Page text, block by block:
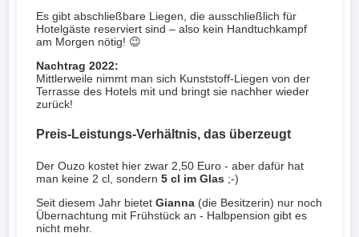
Es gibt abschließbare Liegen, die ausschließlich für
Hotelgäste reserviert sind – also kein Handtuchkampf
am Morgen nötig! 😉
Nachtrag 2022:
Mittlerweile nimmt man sich Kunststoff-Liegen von der
Terrasse des Hotels mit und bringt sie nachher wieder
zurück!
Preis-Leistungs-Verhältnis, das überzeugt
Der Ouzo kostet hier zwar 2,50 Euro - aber dafür hat
man keine 2 cl, sondern5 cl im Glas ;-)
Seit diesem Jahr bietetGianna (die Besitzerin) nur noch
Übernachtung mit Frühstück an - Halbpension gibt es
nicht mehr.